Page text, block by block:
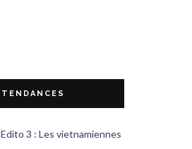
TENDANCES
Edito 3 : Les vietnamiennes